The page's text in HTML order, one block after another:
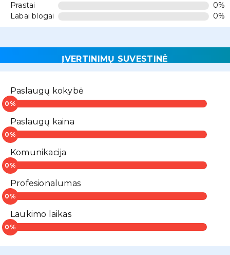
Prastai
0%
Labai blogai
0%
ĮVERTINIMŲ SUVESTINĖ
Paslaugų kokybė
Paslaugų kaina
Komunikacija
Profesionalumas
Laukimo laikas